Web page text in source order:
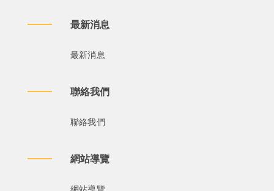
最新消息
最新消息
聯絡我們
聯絡我們
網站導覽